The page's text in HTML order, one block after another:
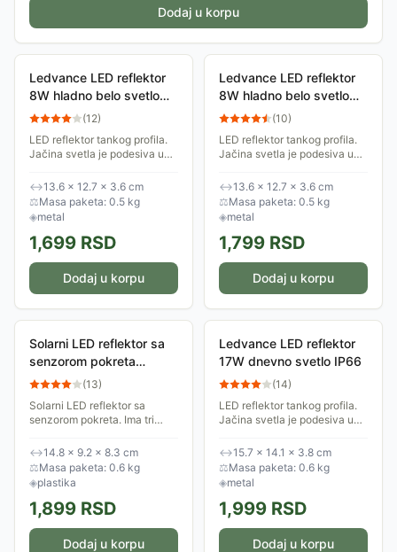
Dodaj u korpu
Ledvance LED reflektor
8W hladno belo svetlo
IP66
(12)
LED reflektor tankog profila.
Jačina svetla je podesiva u
odabranog režima snaga je
8W ili 6W. Daje hladno belo
svetlo....
↔13.6 × 12.7 × 3.6 cm
⚖Masa paketa: 0.5 kg
◈metal
1,699 RSD
Dodaj u korpu
Ledvance LED reflektor
8W hladno belo svetlo
IP66 Beli (10)
LED reflektor tankog profila.
Jačina svetla je podesiva u
odabranog režima snaga je
8W ili 6W. Daje hladno belo
svetlo....
↔13.6 × 12.7 × 3.6 cm
⚖Masa paketa: 0.5 kg
◈metal
1,799 RSD
Dodaj u korpu
Solarni LED reflektor sa
senzorom pokreta
LRFSL02 (13)
Solarni LED reflektor sa
senzorom pokreta. Ima tri
funkcionisao besprekorno
potrebno je postaviti reflektor
na veću visinu....
↔14.8 × 9.2 × 8.3 cm
⚖Masa paketa: 0.6 kg
◈plastika
1,899 RSD
Dodaj u korpu
Ledvance LED reflektor
17W dnevno svetlo IP66
(14)
LED reflektor tankog profila.
Jačina svetla je podesiva u
odabranog režima snaga je
17W ili 11W. Daje dnevno
svetlo. IP66...
↔15.7 × 14.1 × 3.8 cm
⚖Masa paketa: 0.6 kg
◈metal
1,999 RSD
Dodaj u korpu